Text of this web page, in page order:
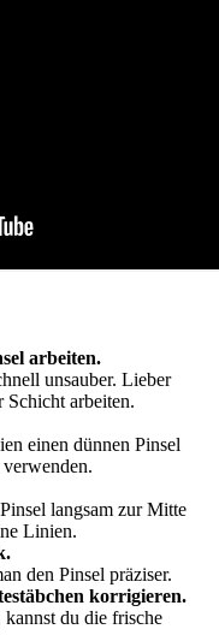
arbeiten.
unsauber. Lieber
Schicht arbeiten.
einen dünnen Pinsel
verwenden.
langsam zur Mitte
Linien.
den Pinsel präziser.
korrigieren.
du die frische